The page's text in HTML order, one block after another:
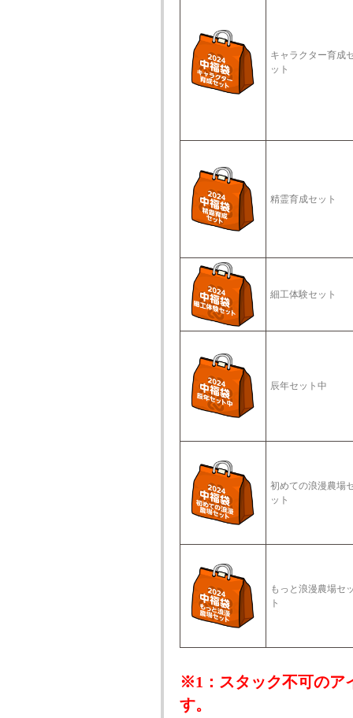
キャラクター育成
ット
精霊育成セット
細工体験セット
辰年セット中
初めての浪漫農場
ット
もっと浪漫農場セ
ト
※1：スタック不可のア
す。